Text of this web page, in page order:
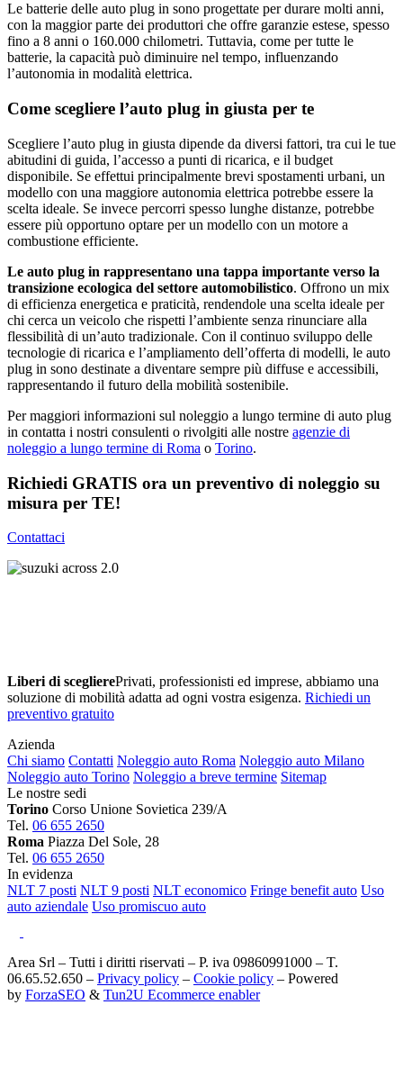
Le batterie delle auto plug in sono progettate per durare molti anni,
con la maggior parte dei produttori che offre garanzie estese, spesso
fino a 8 anni o 160.000 chilometri. Tuttavia, come per tutte le
batterie, la capacità può diminuire nel tempo, influenzando
l’autonomia in modalità elettrica.
Come scegliere l’auto plug in giusta per te
Scegliere l’auto plug in giusta dipende da diversi fattori, tra cui le tue
abitudini di guida, l’accesso a punti di ricarica, e il budget
disponibile. Se effettui principalmente brevi spostamenti urbani, un
modello con una maggiore autonomia elettrica potrebbe essere la
scelta ideale. Se invece percorri spesso lunghe distanze, potrebbe
essere più opportuno optare per un modello con un motore a
combustione efficiente.
Le auto plug in rappresentano una tappa importante verso la
transizione ecologica del settore automobilistico. Offrono un mix
di efficienza energetica e praticità, rendendole una scelta ideale per
chi cerca un veicolo che rispetti l’ambiente senza rinunciare alla
flessibilità di un’auto tradizionale. Con il continuo sviluppo delle
tecnologie di ricarica e l’ampliamento dell’offerta di modelli, le auto
plug in sono destinate a diventare sempre più diffuse e accessibili,
rappresentando il futuro della mobilità sostenibile.
Per maggiori informazioni sul noleggio a lungo termine di auto plug
in contatta i nostri consulenti o rivolgiti alle nostre agenzie di
noleggio a lungo termine di Roma o Torino.
Richiedi GRATIS ora un preventivo di noleggio su
misura per TE!
Contattaci
Liberi di sceglierePrivati, professionisti ed imprese, abbiamo una
soluzione di mobilità adatta ad ogni vostra esigenza. Richiedi un
preventivo gratuito
Azienda
Chi siamo Contatti Noleggio auto Roma Noleggio auto Milano
Noleggio auto Torino Noleggio a breve termine Sitemap
Le nostre sedi
Torino Corso Unione Sovietica 239/A
Tel. 06 655 2650
Roma Piazza Del Sole, 28
Tel. 06 655 2650
In evidenza
NLT 7 posti NLT 9 posti NLT economico Fringe benefit auto Uso
auto aziendale Uso promiscuo auto
Area Srl – Tutti i diritti riservati – P. iva 09860991000 – T.
06.65.52.650 – Privacy policy – Cookie policy – Powered
by ForzaSEO & Tun2U Ecommerce enabler